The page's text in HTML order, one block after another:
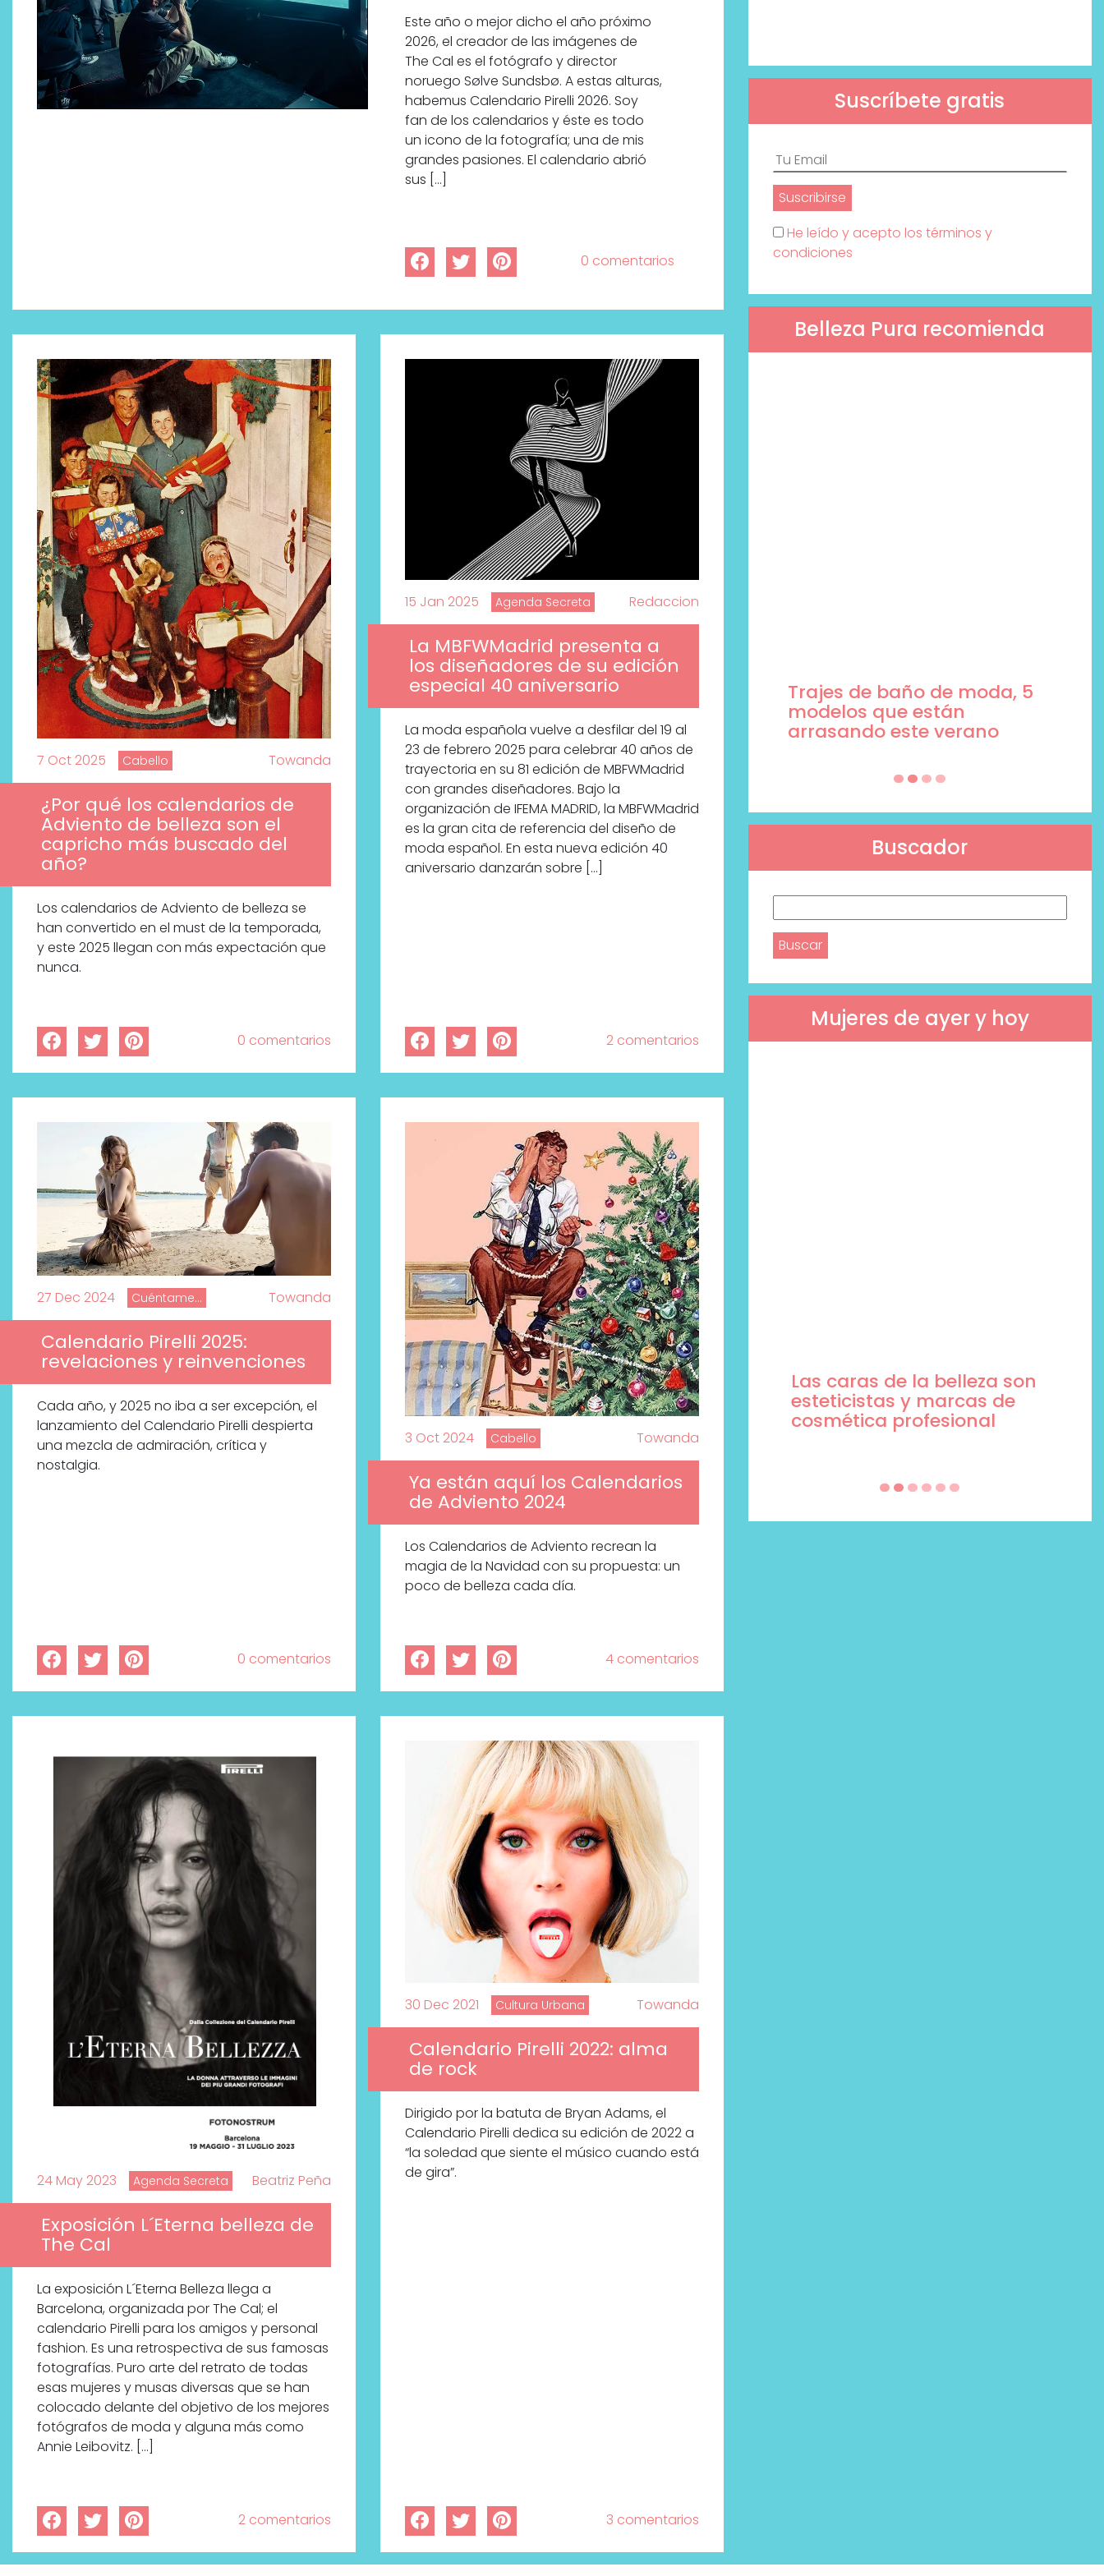
Este año o mejor dicho el año próximo
2026, el creador de las imágenes de
The Cal es el fotógrafo y director
noruego Sølve Sundsbø. A estas alturas,
habemus Calendario Pirelli 2026. Soy
fan de los calendarios y éste es todo
un icono de la fotografía; una de mis
grandes pasiones. El calendario abrió
sus […]
0 comentarios
7 Oct 2025 Cabello Towanda
¿Por qué los calendarios de
Adviento de belleza son el
capricho más buscado del
año?
Los calendarios de Adviento de belleza se
han convertido en el must de la temporada,
y este 2025 llegan con más expectación que
nunca.
0 comentarios
15 Jan 2025 Agenda Secreta Redaccion
La MBFWMadrid presenta a
los diseñadores de su edición
especial 40 aniversario
La moda española vuelve a desfilar del 19 al
23 de febrero 2025 para celebrar 40 años de
trayectoria en su 81 edición de MBFWMadrid
con grandes diseñadores. Bajo la
organización de IFEMA MADRID, la MBFWMadrid
es la gran cita de referencia del diseño de
moda español. En esta nueva edición 40
aniversario danzarán sobre […]
2 comentarios
27 Dec 2024 Cuéntame... Towanda
Calendario Pirelli 2025:
revelaciones y reinvenciones
Cada año, y 2025 no iba a ser excepción, el
lanzamiento del Calendario Pirelli despierta
una mezcla de admiración, crítica y
nostalgia.
0 comentarios
3 Oct 2024 Cabello Towanda
Ya están aquí los Calendarios
de Adviento 2024
Los Calendarios de Adviento recrean la
magia de la Navidad con su propuesta: un
poco de belleza cada día.
4 comentarios
24 May 2023 Agenda Secreta Beatriz Peña
Exposición L´Eterna belleza de
The Cal
La exposición L´Eterna Belleza llega a
Barcelona, organizada por The Cal; el
calendario Pirelli para los amigos y personal
fashion. Es una retrospectiva de sus famosas
fotografías. Puro arte del retrato de todas
esas mujeres y musas diversas que se han
colocado delante del objetivo de los mejores
fotógrafos de moda y alguna más como
Annie Leibovitz. […]
2 comentarios
30 Dec 2021 Cultura Urbana Towanda
Calendario Pirelli 2022: alma
de rock
Dirigido por la batuta de Bryan Adams, el
Calendario Pirelli dedica su edición de 2022 a
“la soledad que siente el músico cuando está
de gira”.
3 comentarios
Suscríbete gratis
He leído y acepto los términos y
condiciones
Belleza Pura recomienda
Descubre cómo la cosmética
profesional va desde las
cabinas a tu rutina diaria
Por qué los bálsamos de CBD
tópico se han convertido en
uno de los productos de
bienestar más buscados
Trajes de baño de moda, 5
modelos que están
arrasando este verano
Buscador
Mujeres de ayer y hoy
¿Qué revelan las zapatillas
de Alexia Putellas para Nike
sobre la nueva era del
objeto-artista?
Labeau Organic continúa
apostando por la cosmética
del bienestar
Las caras de la belleza son
esteticistas y marcas de
cosmética profesional